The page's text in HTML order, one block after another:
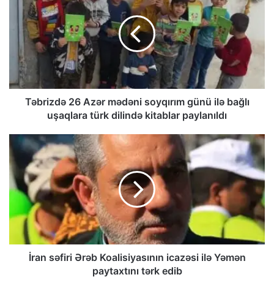
Təbrizdə 26 Azər mədəni soyqırım günü ilə bağlı
uşaqlara türk dilində kitablar paylanıldı
İran səfiri Ərəb Koalisiyasının icazəsi ilə Yəmən
paytaxtını tərk edib